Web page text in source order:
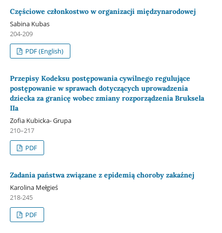
Częściowe członkostwo w organizacji międzynarodowej
Sabina Kubas
204-209
PDF (English)
Przepisy Kodeksu postępowania cywilnego regulujące
postępowanie w sprawach dotyczących uprowadzenia
dziecka za granicę wobec zmiany rozporządzenia Bruksela
IIa
Zofia Kubicka- Grupa
210–217
PDF
Zadania państwa związane z epidemią choroby zakaźnej
Karolina Mełgieś
218-245
PDF